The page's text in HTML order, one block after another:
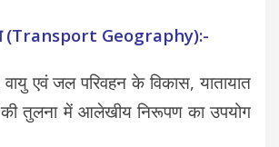
(Transport Geography):-
एवं जल परिवहन के विकास, यातायात
की तुलना में आलेखीय निरूपण का उपयोग